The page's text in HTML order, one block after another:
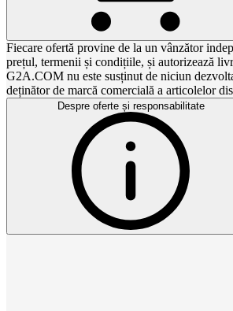
Fiecare ofertă provine de la un vânzător
prețul, termenii și condițiile, și autorizează
G2A.COM nu este susținut de niciun
deținător de marcă comercială a articolelor
Despre oferte și responsabilitate